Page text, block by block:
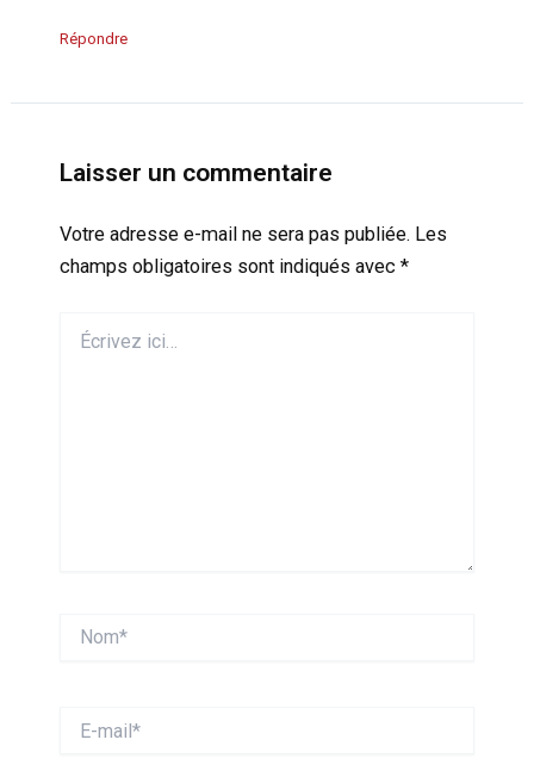
Répondre
Laisser un commentaire
Votre adresse e-mail ne sera pas publiée. Les
champs obligatoires sont indiqués avec *
ici…
mail*